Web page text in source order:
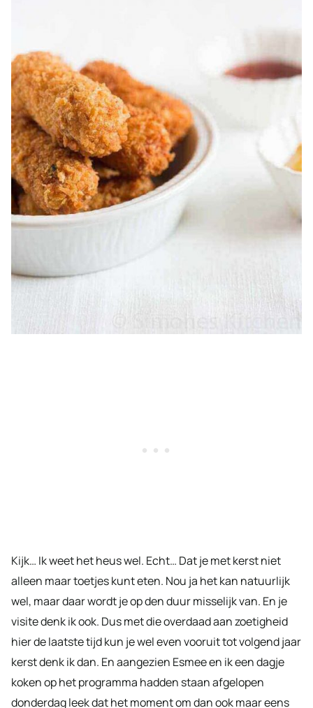
Kijk… Ik weet het heus wel. Echt… Dat je met kerst niet
alleen maar toetjes kunt eten. Nou ja het kan natuurlijk
wel, maar daar wordt je op den duur misselijk van. En je
visite denk ik ook. Dus met die overdaad aan zoetigheid
hier de laatste tijd kun je wel even vooruit tot volgend jaar
kerst denk ik dan. En aangezien Esmee en ik een dagje
koken op het programma hadden staan afgelopen
donderdag leek dat het moment om dan ook maar eens